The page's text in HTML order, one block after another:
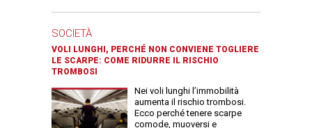
SOCIETÀ
VOLI LUNGHI, PERCHÉ NON CONVIENE TOGLIERE
LE SCARPE: COME RIDURRE IL RISCHIO
TROMBOSI
Nei voli lunghi l’immobilità
aumenta il rischio trombosi.
Ecco perché tenere scarpe
comode, muoversi e